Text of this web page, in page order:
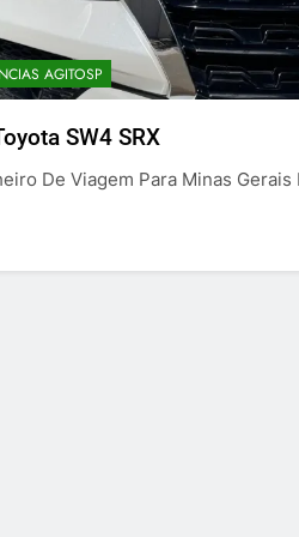
AGITOSP
SW4 SRX
De Viagem Para Minas Gerais